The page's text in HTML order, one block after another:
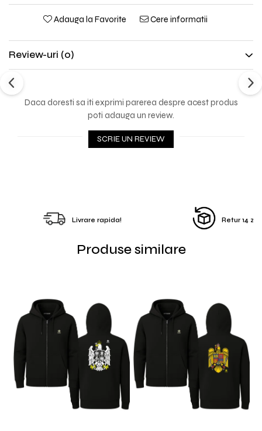
Adauga la Favorite Cere informatii
Review-uri (0)
Daca doresti sa iti exprimi parerea despre acest produs
poti adauga un review.
SCRIE UN REVIEW
Livrare rapida! Retur 14
Produse similare